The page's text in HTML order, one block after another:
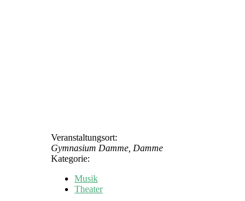
Veranstaltungsort:
Gymnasium Damme, Damme
Kategorie:
Musik
Theater